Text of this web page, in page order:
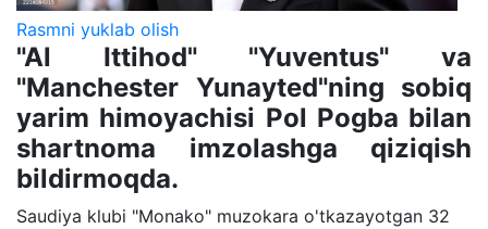
Rasmni yuklab olish
"Al Ittihod" "Yuventus" va
"Manchester Yunayted"ning sobiq
yarim himoyachisi Pol Pogba bilan
shartnoma imzolashga qiziqish
bildirmoqda.
Saudiya klubi "Monako" muzokara o'tkazayotgan 32